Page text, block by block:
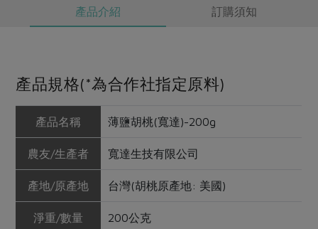
產品介紹 訂購須知
產品規格(*為合作社指定原料)
產品名稱 薄鹽胡桃(寬達)-200g
農友/生產者 寬達生技有限公司
產地/原產地 台灣(胡桃原產地: 美國)
淨重/數量 200公克